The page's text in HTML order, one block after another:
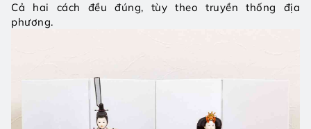
Cả hai cách đều đúng, tùy theo truyền thống địa
phương.